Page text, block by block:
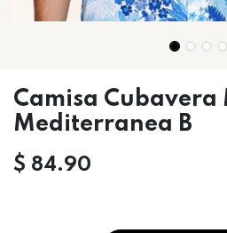
Camisa Cubavera
Mediterranea B
$ 84.90